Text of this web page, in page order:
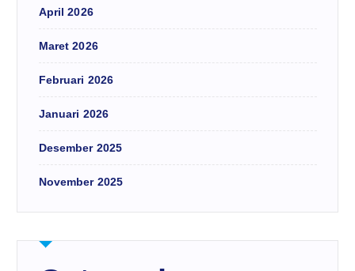
April 2026
Maret 2026
Februari 2026
Januari 2026
Desember 2025
November 2025